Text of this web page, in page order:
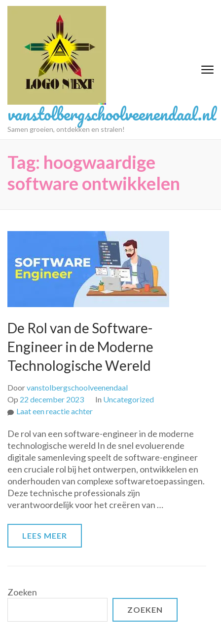
Ga
vanstolbergschoolveenendaal.nl
Samen groeien, ontdekken en stralen!
Tag: hoogwaardige
software ontwikkelen
De Rol van de Software-
Engineer in de Moderne
Technologische Wereld
Doorvanstolbergschoolveenendaal
Op 22 december 2023 In Uncategorized
Laat een reactie achterop
Rol
van
de
Software-
Engineer
in
de
De rol van een software-engineer in de moderne
technologische wereld In de snel evoluerende
digitale samenleving speelt de software-engineer
een cruciale rol bij het ontwerpen, ontwikkelen en
onderhouden van complexe softwaretoepassingen.
Deze technische professionals zijn
verantwoordelijk voor het creëren van …
LEES MEER
Zoeken
ZOEKEN